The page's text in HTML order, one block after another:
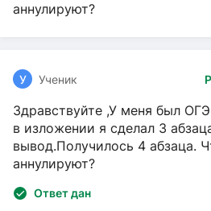
аннулируют?
У Ученик
Здравствуйте ,У меня был
в изложении я сделал 3
вывод.Получилось 4 абзаца.
аннулируют?
Ответ дан